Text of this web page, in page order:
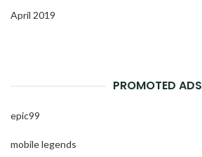
April 2019
PROMOTED ADS
epic99
mobile legends